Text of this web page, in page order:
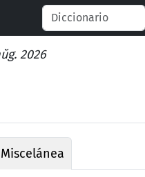
2026
Miscelánea